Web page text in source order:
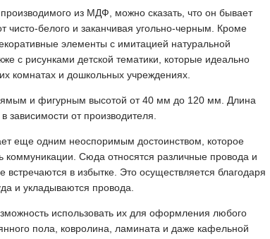
из МДФ, можно сказать, что он бывает
чисто-белого и заканчивая угольно-черным. Кроме
элементы с имитацией натуральной
с рисунками детской тематики, которые идеально
комнатах и дошкольных учреждениях.
и фигурным высотой от 40 мм до 120 мм. Длина
зависимости от производителя.
еще одним неоспоримым достоинством, которое
коммуникации. Сюда относятся различные провода и
встречаются в избытке. Это осуществляется благодаря
и укладываются провода.
использовать их для оформления любого
пола, ковролина, ламината и даже кафельной